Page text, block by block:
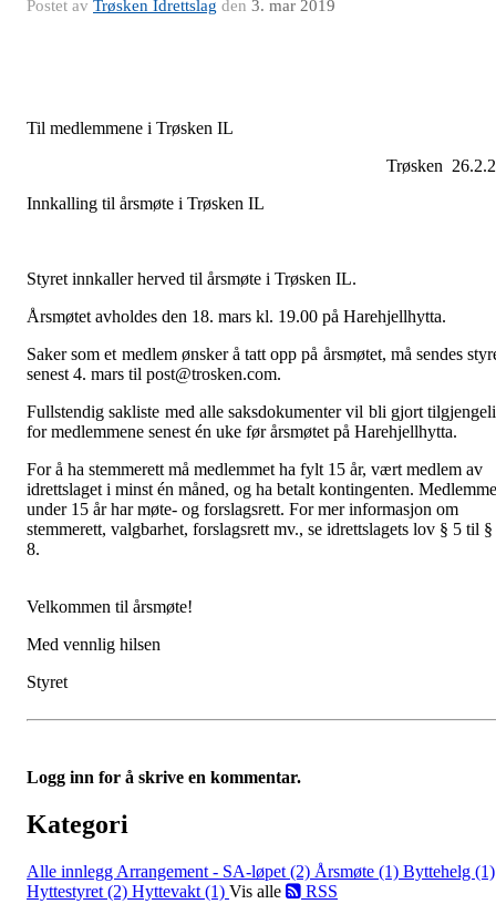
Postet av Trøsken Idrettslag den 3. mar 2019
Til medlemmene i Trøsken IL
Trøsken
Innkalling til årsmøte i Trøsken IL
Styret innkaller herved til årsmøte i Trøsken IL.
Årsmøtet avholdes den 18. mars kl. 19.00 på Harehjellhytta.
Saker som et medlem ønsker å tatt opp på årsmøtet, må sendes
senest 4. mars til post@trosken.com.
Fullstendig sakliste med alle saksdokumenter vil bli gjort
for medlemmene senest én uke før årsmøtet på Harehjellhytta.
For å ha stemmerett må medlemmet ha fylt 15 år, vært medlem av
idrettslaget i minst én måned, og ha betalt kontingenten.
under 15 år har møte- og forslagsrett. For mer informasjon om
stemmerett, valgbarhet, forslagsrett mv., se idrettslagets lov § 5 til §
8.
Velkommen til årsmøte!
Med vennlig hilsen
Styret
Logg inn for å skrive en kommentar.
Kategori
Alle innlegg Arrangement - SA-løpet (2) Årsmøte (1) Byttehelg (1)
Hyttestyret (2) Hyttevakt (1) Vis alle RSS